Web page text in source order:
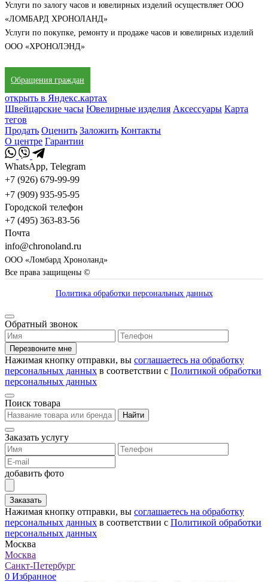
Услуги по залогу часов и ювелирных изделий осуществляет ООО
«ЛОМБАРД ХРОНОЛАНД»
Услуги по покупке, ремонту и продаже часов и ювелирных изделий
ООО «ХРОНОЛЭНД»
Обращения граждан
открыть в Яндекс.картах
Швейцарские часы Ювелирные изделия Аксессуары Карта
тегов
Продать Оценить Заложить Контакты
О центре Гарантии
WhatsApp, Telegram
+7 (926) 679-99-99
+7 (909) 935-95-95
Городской телефон
+7 (495) 363-83-56
Почта
info@chronoland.ru
ООО «Ломбард Хроноланд»
Все права защищены ©
Политика обработки персональных данных
Обратный звонок
Перезвоните мне
Нажимая кнопку отправки, вы соглашаетесь на обработку
персональных данных в соответствии с Политикой обработки
персональных данных
Поиск товара
Найти
Заказать услугу
добавить фото
Заказать
Нажимая кнопку отправки, вы соглашаетесь на обработку
персональных данных в соответствии с Политикой обработки
персональных данных
Москва
Москва
Санкт-Петербург
0 Избранное